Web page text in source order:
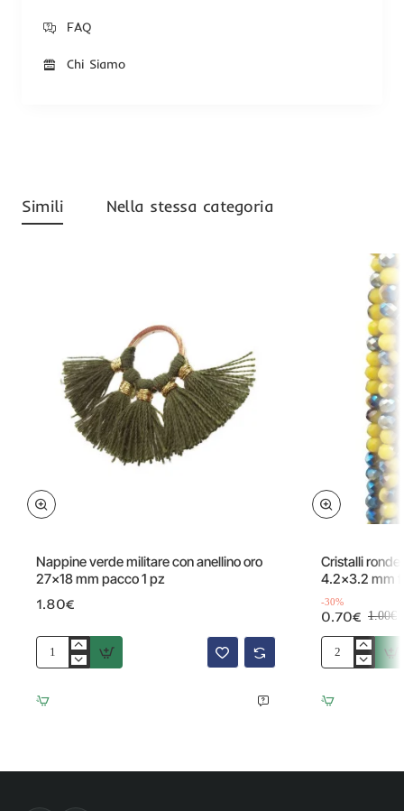
FAQ
Chi Siamo
Simili Nella stessa categoria
Nappine verde militare con anellino oro
27x18 mm pacco 1 pz
1.80€
Nappine
militare
con
Cristalli
4.2x3.2 mm
-30%
0.70€ 1.00€
Cristalli
bicolore
giallo